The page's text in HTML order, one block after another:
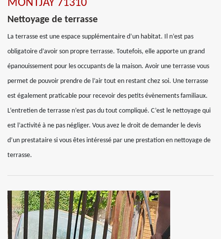
MONTJAY 71310
Nettoyage de terrasse
La terrasse est une espace supplémentaire d’un habitat. Il n’est pas
obligatoire d’avoir son propre terrasse. Toutefois, elle apporte un grand
épanouissement pour les occupants de la maison. Avoir une terrasse vous
permet de pouvoir prendre de l’air tout en restant chez soi. Une terrasse
est également praticable pour recevoir des petits évènements familiaux.
L’entretien de terrasse n’est pas du tout compliqué. C’est le nettoyage qui
est l’activité à ne pas négliger. Vous avez le droit de demander le devis
d’un prestataire si vous êtes intéressé par une prestation en nettoyage de
terrasse.